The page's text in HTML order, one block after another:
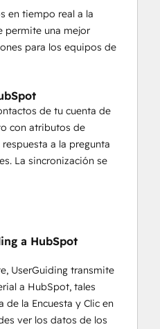
en tiempo real a la
permite una mejor
para los equipos de
de tu cuenta de
con atributos de
a la pregunta
La sincronización se
a HubSpot
UserGuiding transmite
a HubSpot, tales
de la Encuesta y Clic en
ver los datos de los